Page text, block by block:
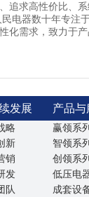
追求高性价比、系
器数十年专注于
化需求，致力于
发展 产品与
略
新
销
发
队
赢领系列
智领系列
创领系列
低压电
成套设